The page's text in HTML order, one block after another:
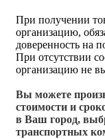
При получении
организацию,
доверенность на
При отсутствии
организацию не
Вы можете
стоимости и
в Ваш город,
транспортных